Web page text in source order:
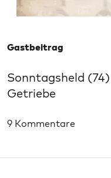
Gastbeitrag
Sonntagsheld
Getriebe
9 Kommentare